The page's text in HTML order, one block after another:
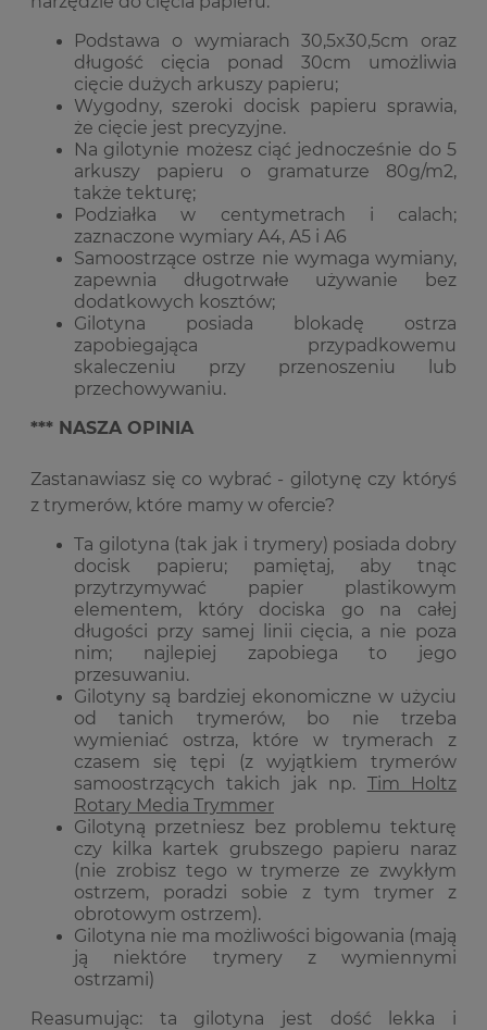
Podstawa o wymiarach 30,5x30,5cm oraz
długość cięcia ponad 30cm umożliwia
cięcie dużych arkuszy papieru;
Wygodny, szeroki docisk papieru sprawia,
że cięcie jest precyzyjne.
Na gilotynie możesz ciąć jednocześnie do 5
arkuszy papieru o gramaturze 80g/m2,
także tekturę;
Podziałka w centymetrach i calach;
zaznaczone wymiary A4, A5 i A6
Samoostrzące ostrze nie wymaga wymiany,
zapewnia długotrwałe używanie bez
dodatkowych kosztów;
Gilotyna posiada blokadę ostrza
zapobiegająca przypadkowemu
skaleczeniu przy przenoszeniu lub
przechowywaniu.
*** NASZA OPINIA
Zastanawiasz się co wybrać - gilotynę czy któryś
z trymerów, które mamy w ofercie?
Ta gilotyna (tak jak i trymery) posiada dobry
docisk papieru; pamiętaj, aby tnąc
przytrzymywać papier plastikowym
elementem, który dociska go na całej
długości przy samej linii cięcia, a nie poza
nim; najlepiej zapobiega to jego
przesuwaniu.
Gilotyny są bardziej ekonomiczne w użyciu
od tanich trymerów, bo nie trzeba
wymieniać ostrza, które w trymerach z
czasem się tępi (z wyjątkiem trymerów
samoostrzących takich jak np. Tim Holtz
Rotary Media Trymmer
Gilotyną przetniesz bez problemu tekturę
czy kilka kartek grubszego papieru naraz
(nie zrobisz tego w trymerze ze zwykłym
ostrzem, poradzi sobie z tym trymer z
obrotowym ostrzem).
Gilotyna nie ma możliwości bigowania (mają
ją niektóre trymery z wymiennymi
ostrzami)
Reasumując: ta gilotyna jest dość lekka i